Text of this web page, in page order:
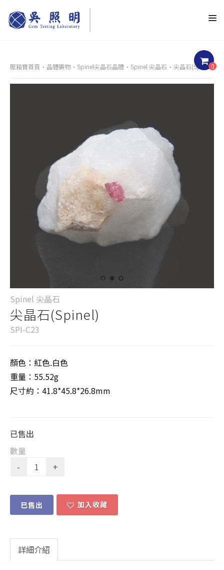
0
壓箱寶首頁 晶體礦物 Spinel尖晶石晶體 Spinel 尖晶石 尖晶石(Spinel)
Spinel 尖晶石
尖晶石(Spinel)
SPI-C23
顏色：紅色.白色
重量：55.52g
尺寸約：41.8*45.8*26.8mm
已售出
數量
已售出 加入收藏
詳細介紹